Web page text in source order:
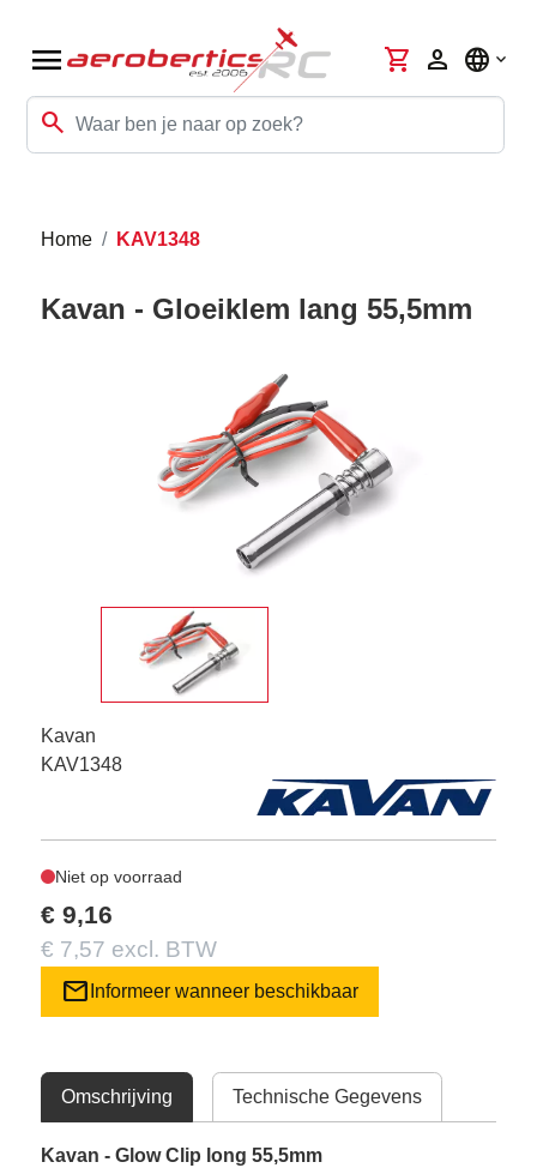
menu
search
shopping_cart person language
Home KAV1348
Kavan - Gloeiklem lang 55,5mm
Kavan
KAV1348
Niet op voorraad
€ 9,16
€ 7,57 excl. BTW
mail Informeer wanneer beschikbaar
Omschrijving Technische Gegevens
Kavan - Glow Clip long 55,5mm